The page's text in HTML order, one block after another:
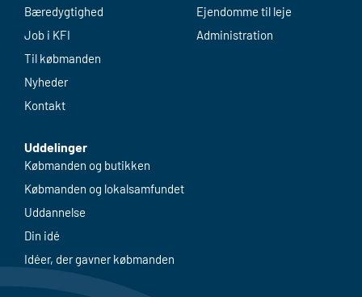
Bæredygtighed
Job i KFI
Til købmanden
Nyheder
Kontakt
Uddelinger
Købmanden og butikken
Købmanden og lokalsamfundet
Uddannelse
Din idé
Idéer, der gavner købmanden
Ejendomme til leje
Administration